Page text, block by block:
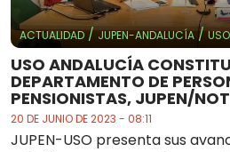
ACTUALIDAD/JUPEN-ANDALUCÍA/
USO ANDALUCÍA
DEPARTAMENTO DE
PENSIONISTAS, JUPEN/
20 DE JUNIO DE 2023 - 08:11
JUPEN-USO presenta sus